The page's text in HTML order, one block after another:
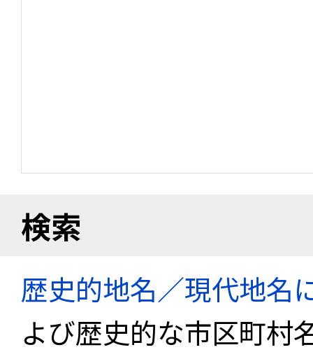
検索
歴史的地名／現代地名
よび歴史的な市区町村